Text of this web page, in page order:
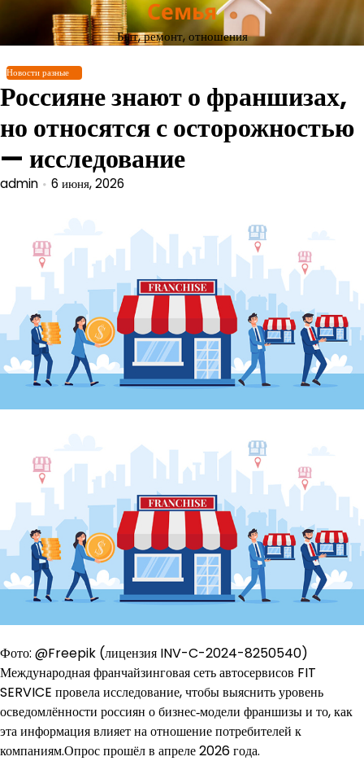
Перейти
содержимому
Семья
Быт, ремонт, отношения
Новости разные
Россияне знают о франшизах,
но относятся с осторожностью
— исследование
admin 6 июня, 2026
Фото: @Freepik (лицензия INV-C-2024-8250540)
Международная франчайзинговая сеть автосервисов FIT
SERVICE провела исследование, чтобы выяснить уровень
осведомлённости россиян о бизнес‑модели франшизы и то, как
эта информация влияет на отношение потребителей к
компаниям.Опрос прошёл в апреле 2026 года.